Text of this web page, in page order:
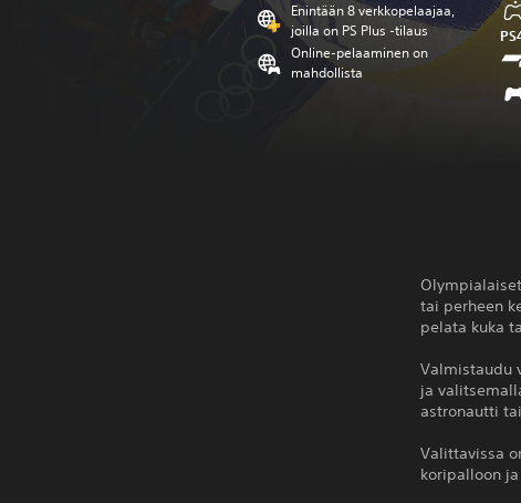
Enintään 8 verkkopelaajaa,
joilla on PS Plus -tilaus
Online-pelaaminen on
mahdollista
tai perheen
pelata kuka
Valmistaudu
ja
astronautti
Valittavissa
koripalloon